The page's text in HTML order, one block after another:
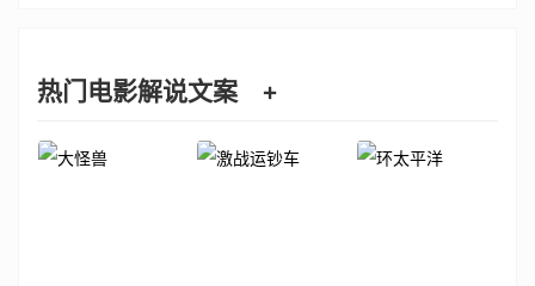
热门电影解说文案 +